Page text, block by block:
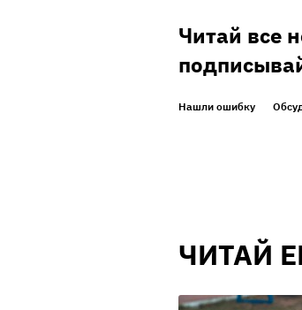
Читай все
Нашли ошибку
ЧИТАЙ